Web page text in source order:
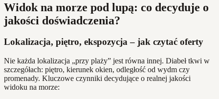
Widok na morze pod lupą: co decyduje o
jakości doświadczenia?
Lokalizacja, piętro, ekspozycja – jak czytać oferty
Nie każda lokalizacja „przy plaży” jest równa innej. Diabeł tkwi w
szczegółach: piętro, kierunek okien, odległość od wydm czy
promenady. Kluczowe czynniki decydujące o realnej jakości
widoku na morze: